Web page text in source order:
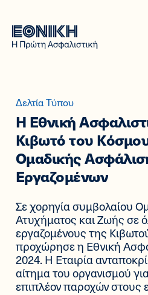
Δελτία Τύπου
Η Εθνική
Κιβωτό του
Ομαδικής
Εργαζομένων
Σε χορηγία συμβολαίου
Ατυχήματος και Ζωής σε
εργαζομένους της
προχώρησε η Εθνική
2024. Η Εταιρία
αίτημα του οργανισμού
επιπλέον παροχών στους